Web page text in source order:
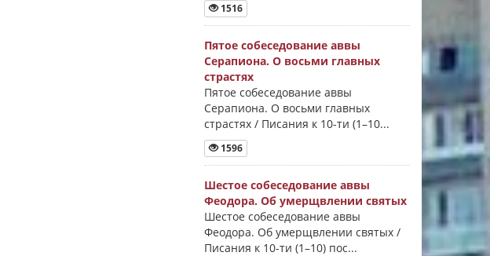
1516
Пятое собеседование аввы
Серапиона. О восьми главных
страстях
Пятое собеседование аввы
Серапиона. О восьми главных
страстях / Писания к 10-ти (1–10...
1596
Шестое собеседование аввы
Феодора. Об умерщвлении святых
Шестое собеседование аввы
Феодора. Об умерщвлении святых /
Писания к 10-ти (1–10) пос...